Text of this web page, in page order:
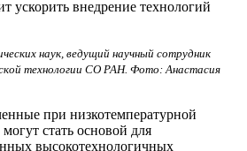
ускорить внедрение технологий
наук, ведущий научный сотрудник
технологии СО РАН. Фото: Анастасия
при низкотемпературной
могут стать основой для
высокотехнологичных